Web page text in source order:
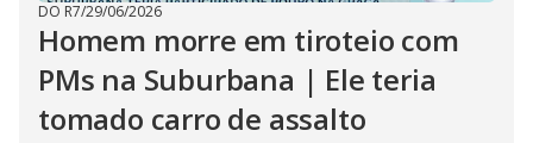
DO R7/29/06/2026
Homem morre em tiroteio com
PMs na Suburbana | Ele teria
tomado carro de assalto